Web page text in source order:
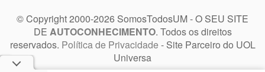
© Copyright 2000-2026 SomosTodosUM - O SEU SITE
DE AUTOCONHECIMENTO. Todos os direitos
reservados. Política de Privacidade - Site Parceiro do UOL
Universa